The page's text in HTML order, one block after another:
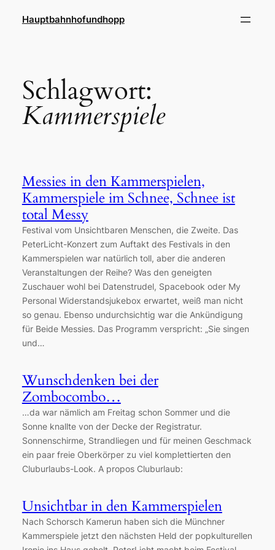
InhaltHauptbahnhofundhopp
Schlagwort:
Kammerspiele
Messies in den Kammerspielen,
Kammerspiele im Schnee, Schnee ist
total Messy
Festival vom Unsichtbaren Menschen, die Zweite. Das
PeterLicht-Konzert zum Auftakt des Festivals in den
Kammerspielen war natürlich toll, aber die anderen
Veranstaltungen der Reihe? Was den geneigten
Zuschauer wohl bei Datenstrudel, Spacebook oder My
Personal Widerstandsjukebox erwartet, weiß man nicht
so genau. Ebenso undurchsichtig war die Ankündigung
für Beide Messies. Das Programm verspricht: „Sie singen
und…
Wunschdenken bei der
Zombocombo…
…da war nämlich am Freitag schon Sommer und die
Sonne knallte von der Decke der Registratur.
Sonnenschirme, Strandliegen und für meinen Geschmack
ein paar freie Oberkörper zu viel komplettierten den
Cluburlaubs-Look. A propos Cluburlaub:
Unsichtbar in den Kammerspielen
Nach Schorsch Kamerun haben sich die Münchner
Kammerspiele jetzt den nächsten Held der popkulturellen